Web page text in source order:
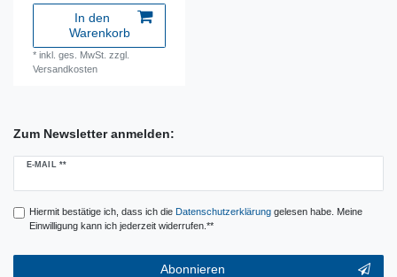
In den
Warenkorb
*inkl. ges. MwSt. zzgl.
Versandkosten
Zum Newsletter anmelden:
E-MAIL **
Newsletter
Hiermit bestätige ich, dass ich die Daten­schutz­erklärunggelesen habe. Meine
Einwilligung kann ich jederzeit widerrufen.**
Abonnieren